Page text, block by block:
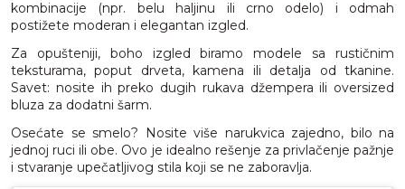
kombinacije (npr. belu haljinu ili crno odelo) i odmah
postižete moderan i elegantan izgled.
Za opušteniji, boho izgled biramo modele sa rustičnim
teksturama, poput drveta, kamena ili detalja od tkanine.
Savet: nosite ih preko dugih rukava džempera ili oversized
bluza za dodatni šarm.
Osećate se smelo? Nosite više narukvica zajedno, bilo na
jednoj ruci ili obe. Ovo je idealno rešenje za privlačenje pažnje
i stvaranje upečatljivog stila koji se ne zaboravlja.